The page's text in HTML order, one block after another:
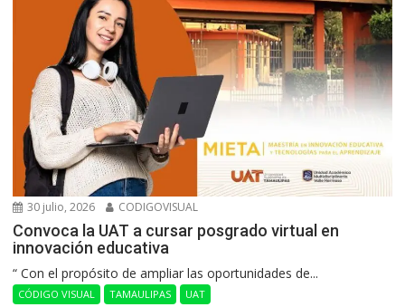
30 julio, 2026 CODIGOVISUAL
Convoca la UAT a cursar posgrado virtual en
innovación educativa
“ Con el propósito de ampliar las oportunidades de...
CÓDIGO VISUAL TAMAULIPAS UAT